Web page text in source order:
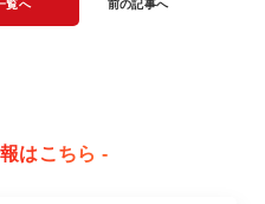
覧へ 前の記事へ
はこちら -